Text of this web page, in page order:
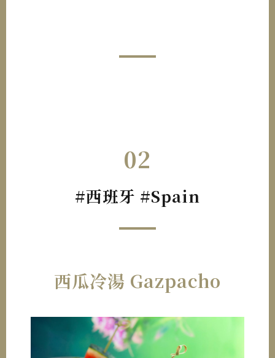
02
#西班牙 #Spain
西瓜冷湯 Gazpacho